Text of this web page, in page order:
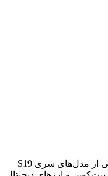
یکی از مدل‌های سری S19